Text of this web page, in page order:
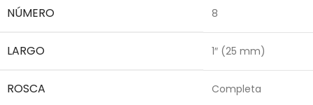
NÚMERO 8
LARGO 1″ (25 mm)
ROSCA Completa